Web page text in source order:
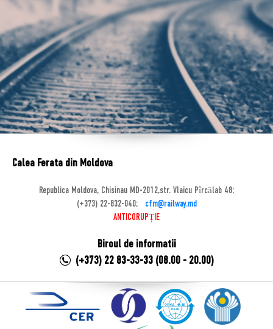
Calea Ferata din Moldova
Republica Moldova, Chisinau MD-2012,str. Vlaicu Pîrcălab 48;
(+373) 22-832-040;
cfm@railway.md
ANTICORUPȚIE
Biroul de informatii
(+373) 22 83-33-33 (08.00 - 20.00)